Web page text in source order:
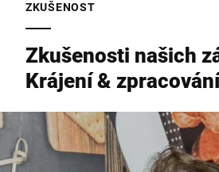
ZKUŠENOST
Zkušenosti našich
Krájení &